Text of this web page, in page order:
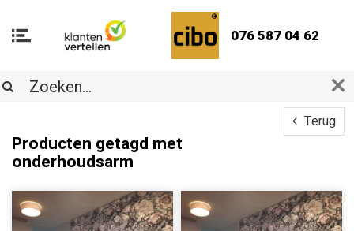
076 587 04 62
Terug
Producten getagd met
onderhoudsarm